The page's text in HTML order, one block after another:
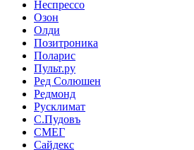
Неспрессо
Озон
Олди
Позитроника
Поларис
Пульт.ру
Ред Солюшен
Редмонд
Русклимат
С.Пудовъ
СМЕГ
Сайдекс